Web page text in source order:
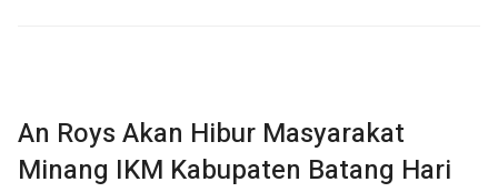
An Roys Akan Hibur Masyarakat
Minang IKM Kabupaten Batang Hari